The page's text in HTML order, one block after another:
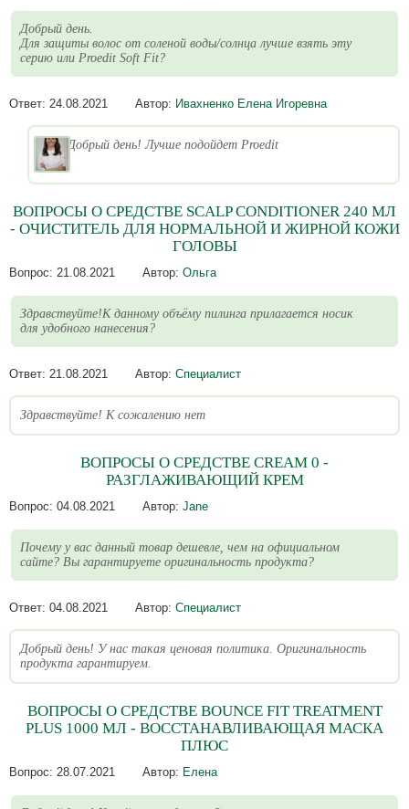
Добрый день.
Для защиты волос от соленой воды/солнца лучше взять эту
серию или Proedit Soft Fit?
Ответ: 24.08.2021 Автор: Ивахненко Елена Игоревна
Добрый день! Лучше подойдет Proedit
ВОПРОСЫ О СРЕДСТВЕ SCALP CONDITIONER 240 МЛ
- ОЧИСТИТЕЛЬ ДЛЯ НОРМАЛЬНОЙ И ЖИРНОЙ КОЖИ
ГОЛОВЫ
Вопрос: 21.08.2021 Автор: Ольга
Здравствуйте!К данному объёму пилинга прилагается носик
для удобного нанесения?
Ответ: 21.08.2021 Автор: Специалист
Здравствуйте! К сожалению нет
ВОПРОСЫ О СРЕДСТВЕ CREAM 0 -
РАЗГЛАЖИВАЮЩИЙ КРЕМ
Вопрос: 04.08.2021 Автор: Jane
Почему у вас данный товар дешевле, чем на официальном
сайте? Вы гарантируете оригинальность продукта?
Ответ: 04.08.2021 Автор: Специалист
Добрый день! У нас такая ценовая политика. Оригинальность
продукта гарантируем.
ВОПРОСЫ О СРЕДСТВЕ BOUNCE FIT TREATMENT
PLUS 1000 МЛ - ВОССТАНАВЛИВАЮЩАЯ МАСКА
ПЛЮС
Вопрос: 28.07.2021 Автор: Елена